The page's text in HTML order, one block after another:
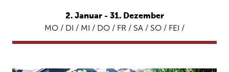
2. Januar - 31. Dezember
MO / DI / MI / DO / FR / SA / SO / FEI /